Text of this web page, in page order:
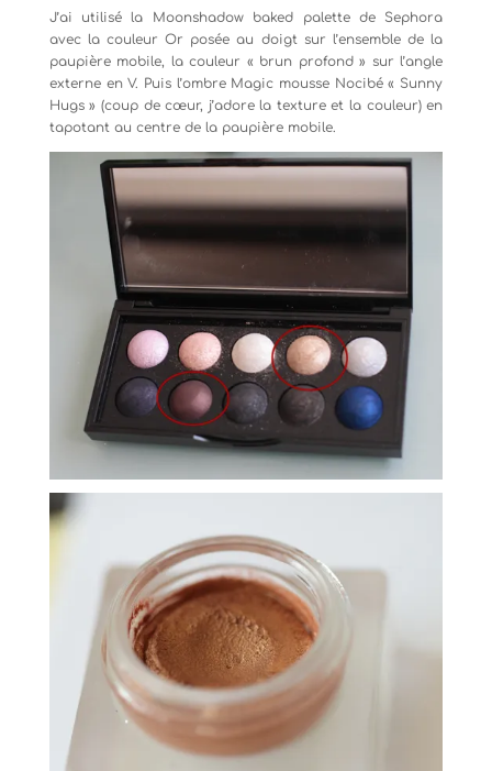
J’ai utilisé la Moonshadow baked palette de Sephora
avec la couleur Or posée au doigt sur l’ensemble de la
paupière mobile, la couleur « brun profond » sur l’angle
externe en V. Puis l’ombre Magic mousse Nocibé « Sunny
Hugs » (coup de cœur, j’adore la texture et la couleur) en
tapotant au centre de la paupière mobile.